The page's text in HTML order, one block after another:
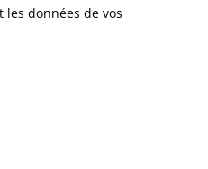
données de vos